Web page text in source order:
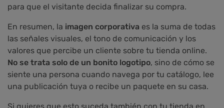
para que el visitante decida finalizar su compra.
En resumen, la imagen corporativa es la suma de todas
las señales visuales, el tono de comunicación y los
valores que percibe un cliente sobre tu tienda online.
No se trata solo de un bonito logotipo, sino de cómo se
siente una persona cuando navega por tu catálogo, lee
una publicación tuya o recibe un paquete en su casa.